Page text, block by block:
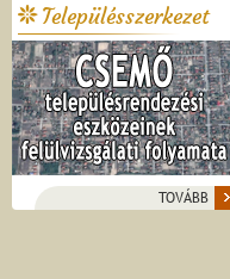
Településszerkezet
TOVÁBB